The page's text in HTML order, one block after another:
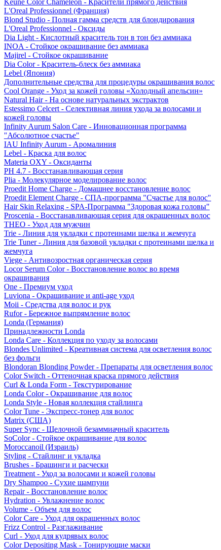
Keune Color Chameleon - Красители прямого действия
L'Oreal Professionnel (Франция)
Blond Studio - Полная гамма средств для блондирования
L'Oreal Professionnel - Оксиды
Dia Light - Кислотный краситель тон в тон без аммиака
INOA - Стойкое окрашивание без аммиака
Majirel - Стойкое окрашивание
Dia Color - Краситель-блеск без аммиака
Lebel (Япония)
Дополнительные средства для процедуры окрашивания волос
Cool Orange - Уход за кожей головы «Холодный апельсин»
Natural Hair - На основе натуральных экстрактов
Estessimo Celcert - Селективная линия ухода за волосами и
кожей головы
Infinity Aurum Salon Care - Инновационная программа
"Абсолютное счастье"
IAU Infinity Aurum - Аромалиния
Lebel - Краска для волос
Materia OXY - Оксиданты
PH 4.7 - Восстанавливающая серия
Plia - Молекулярное моделирование волос
Proedit Home Charge - Домашнее восстановление волос
Proedit Element Charge - СПА-программа "Счастье для волос"
Hair Skin Relaxing - SPA-Программа "Здоровая кожа головы"
Proscenia - Восстанавливающая серия для окрашенных волос
THEO - Уход для мужчин
Trie - Линия для укладки с протеинами шелка и жемчуга
Trie Tuner - Линия для базовой укладки с протеинами шелка и
жемчуга
Viege - Антивозростная органическая серия
Locor Serum Color - Восстановление волос во время
окрашивания
One - Премиум уход
Luviona - Окрашивание и anti-age уход
Moii - Средства для волос и рук
Rufor - Бережное выпрямление волос
Londa (Германия)
Принадлежности Londa
Londa Care - Коллекция по уходу за волосами
Blondes Unlimited - Креативная система для осветления волос
без фольги
Blondoran Blonding Powder - Препараты для осветления волос
Color Switch - Оттеночная краска прямого действия
Curl & Londa Form - Текстурирование
Londa Color - Окрашивание для волос
Londa Style - Новая коллекция стайлинга
Color Tune - Экспресс-тонер для волос
Matrix (США)
Super Sync - Щелочной безаммиачный краситель
SoColor - Стойкое окрашивание для волос
Moroccanoil (Израиль)
Styling - Стайлинг и укладка
Brushes - Брашинги и расчески
Treatment - Уход за волосами и кожей головы
Dry Shampoo - Сухие шампуни
Repair - Восстановление волос
Hydration - Увлажнение волос
Volume - Объем для волос
Color Care - Уход для окрашенных волос
Frizz Control - Разглаживание
Curl - Уход для кудрявых волос
Color Depositing Mask - Тонирующие маски